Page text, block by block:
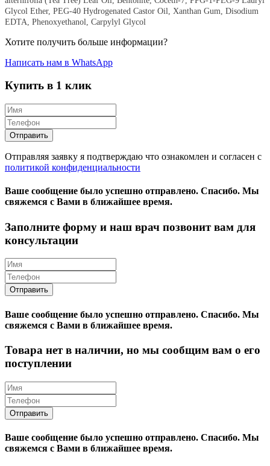
Glycol Ether, PEG-40 Hydrogenated Castor Oil, Xanthan Gum, Disodium
EDTA, Phenoxyethanol, Carpylyl Glycol
Хотите получить больше информации?
Написать нам в WhatsApp
Купить в 1 клик
Отправляя заявку я подтверждаю что ознакомлен и согласен с
политикой конфиденциальности
Ваше сообщение было успешно отправлено. Спасибо. Mы
свяжемся с Вами в ближайшее время.
Заполните форму и наш врач позвонит вам для
консультации
Ваше сообщение было успешно отправлено. Спасибо. Mы
свяжемся с Вами в ближайшее время.
Товара нет в наличии, но мы сообщим вам о его
поступлении
Ваше сообщение было успешно отправлено. Спасибо. Mы
свяжемся с Вами в ближайшее время.